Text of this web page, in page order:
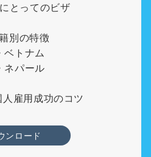
とってのビザ
別の特徴
トナム
パール
雇用成功のコツ
ンロード